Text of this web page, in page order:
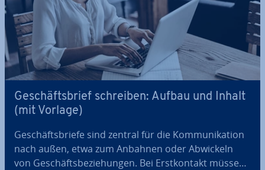
Ge­schäfts­brief schreiben: Aufbau und Inhalt
(mit Vorlage)
Ge­schäfts­brie­fe sind zentral für die Kom­mu­ni­ka­ti­on
nach außen, etwa zum Anbahnen oder Abwickeln
von Ge­schäfts­be­zie­hun­gen. Bei Erst­kon­takt müssen